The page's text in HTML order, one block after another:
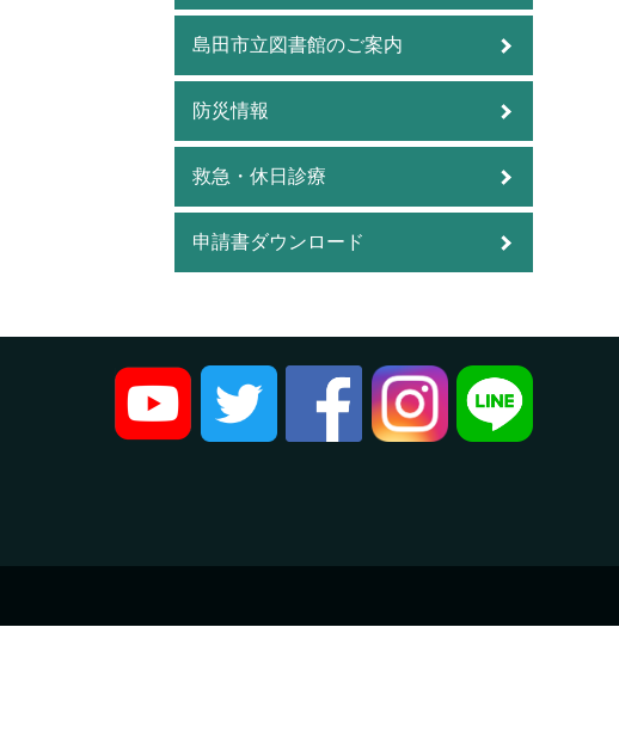
島田市立図書館のご案内
防災情報
救急・休日診療
申請書ダウンロード